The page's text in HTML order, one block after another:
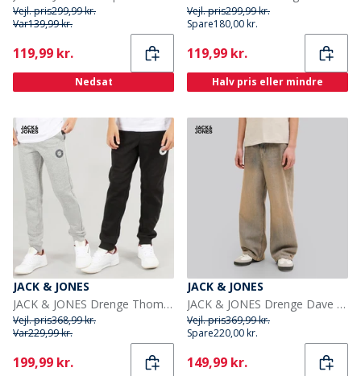
Vejl. pris299,99 kr.
Var139,99 kr.
Current
119,99 kr.
Nedsat
Vejl. pris299,99 kr.
Spare180,00 kr.
Current
119,99 kr.
Halv pris eller mindre
JACK & JONES
JACK & JONES Drenge Thomas Joggingbukser 2-pak Lys grå Melange/Sort
Vejl. pris368,99 kr.
Var229,99 kr.
Current
199,99 kr.
JACK & JONES
JACK & JONES Drenge Dave Original St 263 Baggy Fit Jeans Blue Denim
Vejl. pris369,99 kr.
Spare220,00 kr.
Current
149,99 kr.